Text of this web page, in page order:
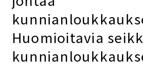
Huomioitavia